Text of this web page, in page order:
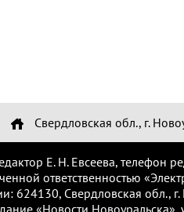
Свердловская обл., г.
Е. Н. Евсеева, телефон
ответственностью
624130, Свердловская обл., г.